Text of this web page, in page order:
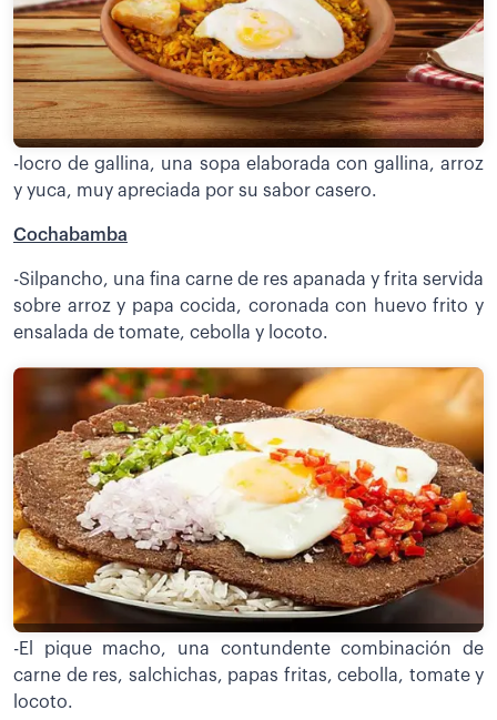
-locro de gallina, una sopa elaborada con gallina, arroz
y yuca, muy apreciada por su sabor casero.
Cochabamba
-Silpancho, una fina carne de res apanada y frita servida
sobre arroz y papa cocida, coronada con huevo frito y
ensalada de tomate, cebolla y locoto.
-El pique macho, una contundente combinación de
carne de res, salchichas, papas fritas, cebolla, tomate y
locoto.